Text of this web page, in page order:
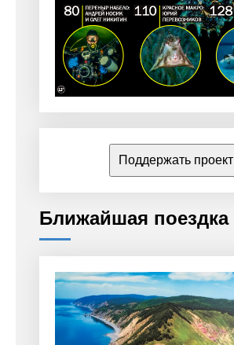
Поддержать проект
Ближайшая поездка